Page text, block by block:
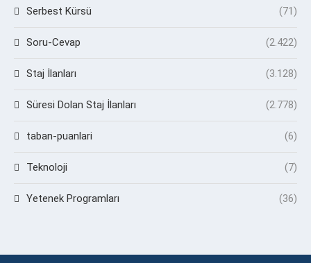
Serbest Kürsü (71)
Soru-Cevap (2.422)
Staj İlanları (3.128)
Süresi Dolan Staj İlanları (2.778)
taban-puanlari (6)
Teknoloji (7)
Yetenek Programları (36)